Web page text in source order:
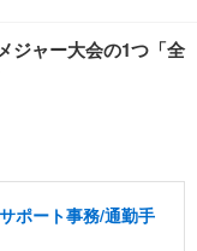
ジャー大会の1つ「全
ポート事務/通勤手